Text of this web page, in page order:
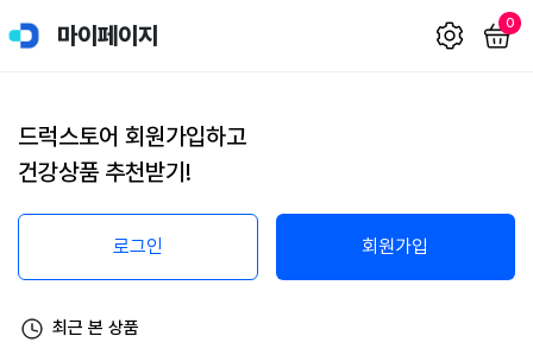
마이페이지 0
드럭스토어 회원가입하고
건강상품 추천받기!
로그인 회원가입
최근 본 상품